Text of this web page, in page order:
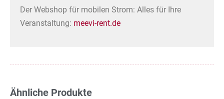
Der Webshop für mobilen Strom: Alles für Ihre
Veranstaltung: meevi-rent.de
Ähnliche Produkte